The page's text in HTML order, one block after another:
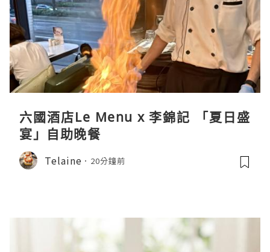
六國酒店Le Menu x 李錦記 「夏日盛
宴」自助晚餐
Telaine 20分鐘前